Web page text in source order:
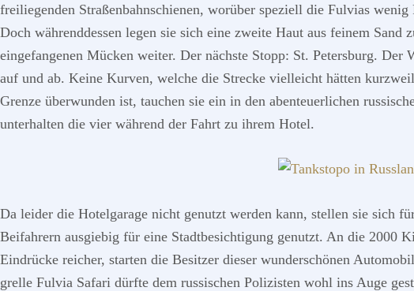
freiliegenden Straßenbahnschienen, worüber speziell die Fulvias
Doch währenddessen legen sie sich eine zweite Haut aus feinem
eingefangenen Mücken weiter. Der nächste Stopp: St. Petersburg.
auf und ab. Keine Kurven, welche die Strecke vielleicht hätten
Grenze überwunden ist, tauchen sie ein in den abenteuerlichen
unterhalten die vier während der Fahrt zu ihrem Hotel.
Da leider die Hotelgarage nicht genutzt werden kann, stellen sie sich
Beifahrern ausgiebig für eine Stadtbesichtigung genutzt. An die 2000
Eindrücke reicher, starten die Besitzer dieser wunderschönen
grelle Fulvia Safari dürfte dem russischen Polizisten wohl ins Auge